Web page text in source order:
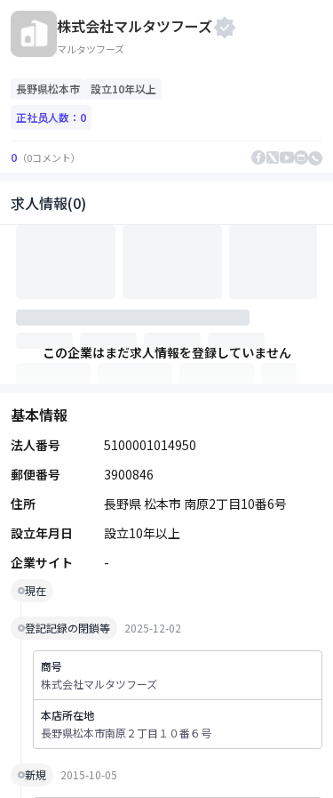
株式会社マルタツフーズ
マルタツフーズ
長野県松本市
設立10年以上
正社员人数： 0
0 （0コメント）
求人情報(0)
この企業はまだ求人情報を登録していません
基本情報
法人番号
5100001014950
郵便番号
3900846
住所
長野県 松本市 南原2丁目10番6号
設立年月日
設立10年以上
企業サイト
-
現在
登記記録の閉鎖等 2025-12-02
商号
株式会社マルタツフーズ
本店所在地
長野県松本市南原２丁目１０番６号
新規 2015-10-05